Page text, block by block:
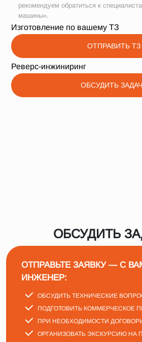
рекомендуем обратиться к
машины».
Изготовление по вашему ТЗ
ОТПРАВИТЬ ТЗ
Реверс-инжиниринг
ОБСУДИТЬ
ОБСУДИТЬ
ОТПРАВЬТЕ ЗАЯВКУ — С
ИНЖЕНЕР:
ОБСУДИТЬ ТЕХНИЧЕСКИЕ
ПОДГОТОВИТЬ КОММЕРЧЕСКОЕ
ПРИ НЕОБХОДИМОСТИ
ОРГАНИЗОВАТЬ ЭКСКУРСИЮ НА